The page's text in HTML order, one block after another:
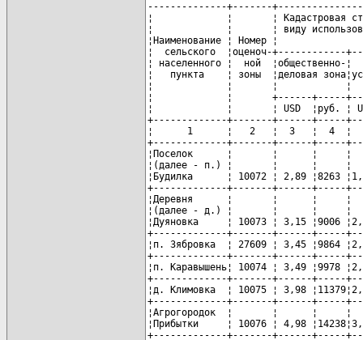
--------------+-------
¦             ¦       ¦ Кадастровая
¦             ¦       ¦ виду
¦Наименование ¦ Номер ¦
¦  сельского  ¦оценоч-
¦ населенного ¦  ной  ¦общественно-
¦   пункта    ¦ зоны  ¦деловая
¦             ¦       ¦            ¦
¦             ¦       +------+-----
¦             ¦       ¦ USD  ¦руб. ¦
+-------------+-------+------+-----
¦      1      ¦   2   ¦  3   ¦  4  ¦
+-------------+-------+------+-----
¦Поселок      ¦       ¦      ¦
¦(далее - п.) ¦       ¦      ¦
¦Будилка      ¦ 10072 ¦ 2,89 ¦8263
+-------------+-------+------+-----
¦Деревня      ¦       ¦      ¦
¦(далее - д.) ¦       ¦      ¦
¦Дуяновка     ¦ 10073 ¦ 3,15 ¦9006
+-------------+-------+------+-----
¦п. Зябровка  ¦ 27609 ¦ 3,45 ¦9864
+-------------+-------+------+-----
¦п. Каравышень¦ 10074 ¦ 3,49 ¦9978
+-------------+-------+------+-----
¦д. Климовка  ¦ 10075 ¦ 3,98
+-------------+-------+------+-----
¦Агрогородок  ¦       ¦      ¦
¦Прибытки     ¦ 10076 ¦ 4,98
+-------------+-------+------+-----